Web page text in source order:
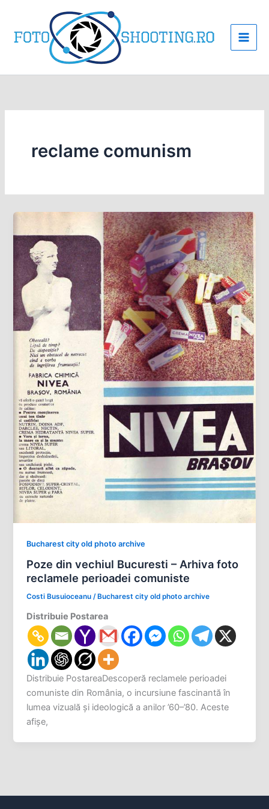
content
reclame comunism
Bucharest city old photo archive
Poze din vechiul Bucuresti – Arhiva foto
reclamele perioadei comuniste
Costi Busuioceanu/ Bucharest city old photo archive
Distribuie Postarea
Distribuie PostareaDescoperă reclamele perioadei
comuniste din România, o incursiune fascinantă în
lumea vizuală și ideologică a anilor ’60–’80. Aceste
afișe,